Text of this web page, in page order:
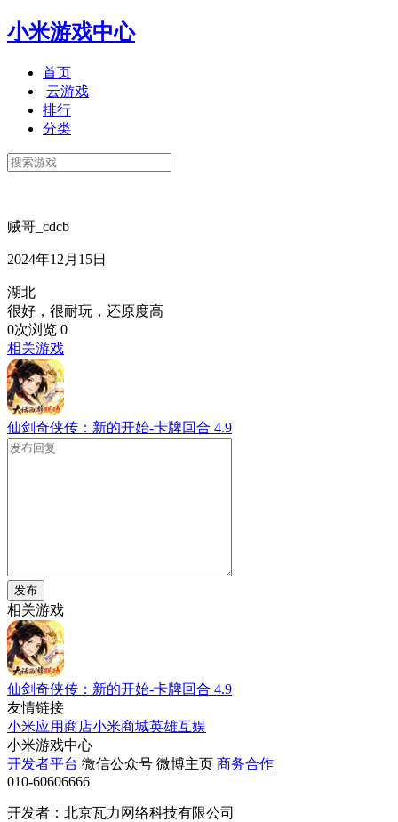
小米游戏中心
首页
云游戏
排行
分类
贼哥_cdcb
2024年12月15日
湖北
很好，很耐玩，还原度高
0次浏览 0
相关游戏
仙剑奇侠传：新的开始-卡牌回合 4.9
发布
相关游戏
仙剑奇侠传：新的开始-卡牌回合 4.9
友情链接
小米应用商店小米商城英雄互娱
小米游戏中心
开发者平台 微信公众号 微博主页 商务合作
010-60606666
开发者：北京瓦力网络科技有限公司